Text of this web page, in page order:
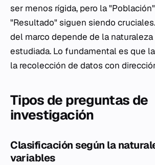
ser menos rígida, pero la
"Resultado" siguen siendo
del marco depende de la
estudiada. Lo fundamental es que
la recolección de datos con
Tipos de preguntas de
investigación
Clasificación según la
variables